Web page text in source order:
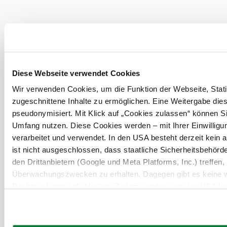
Diese Webseite verwendet Cookies
Wir verwenden Cookies, um die Funktion der Webseite,
zugeschnittene Inhalte zu ermöglichen. Eine Weitergabe
pseudonymisiert. Mit Klick auf „Cookies zulassen“ können
Umfang nutzen. Diese Cookies werden – mit Ihrer
verarbeitet und verwendet. In den USA besteht derzeit kein
ist nicht ausgeschlossen, dass staatliche
den Drittanbietern (Google und Meta Platforms, Inc.)
Überwachungszwecken zu erhalten. Dagegen gibt es keine
Haben Sie Fragen? Wir helfen Ihnen gerne weiter.
+43 2822 54109
info@waldviertel.at
Prospekt bestellen Newsletter abonnieren
PartnerPresse Gruppenreisen Newsletter Podcast
Karriere
Reise- und StornobedingungenImpressumDatenschutz
LEADERHaftungsausschluss